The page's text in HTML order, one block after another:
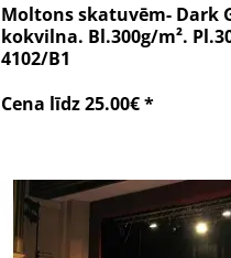
Moltons skatuvēm- Dark
kokvilna. Bl.300g/m².
4102/B1
Cena līdz 25.00€ *